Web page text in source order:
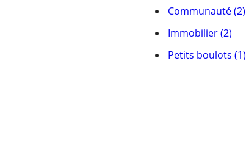
Communauté (2)
Immobilier (2)
Petits boulots (1)